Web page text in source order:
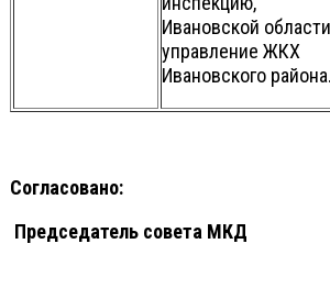
Ивановской
управление ЖКХ
Ивановского района.
Согласовано:
Председатель совета